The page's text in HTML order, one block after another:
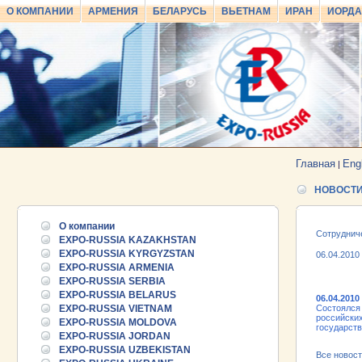
О КОМПАНИИ АРМЕНИЯ БЕЛАРУСЬ ВЬЕТНАМ ИРАН
Главная |
О компании
EXPO-RUSSIA KAZAKHSTAN
EXPO-RUSSIA KYRGYZSTAN
EXPO-RUSSIA ARMENIA
EXPO-RUSSIA SERBIA
EXPO-RUSSIA BELARUS
EXPO-RUSSIA VIETNAM
EXPO-RUSSIA MOLDOVA
EXPO-RUSSIA JORDAN
EXPO-RUSSIA UZBEKISTAN
06.04.2010
06.04.2010
Все